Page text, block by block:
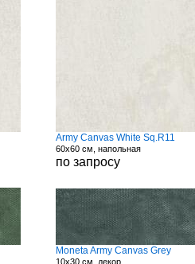
Army Canvas White Sq.R11
60x60 см, напольная
по запросу
Moneta Army Canvas Grey
10x30 см, декор